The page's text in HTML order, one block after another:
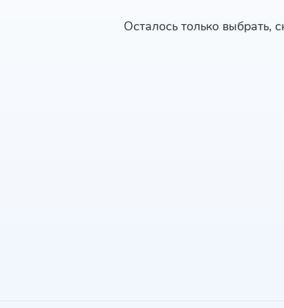
Осталось только выбрать,